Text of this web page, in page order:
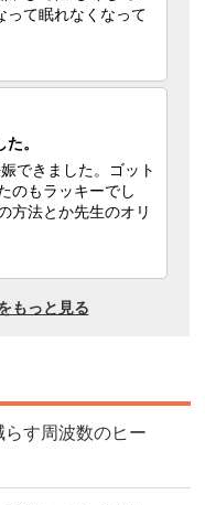
す周波数のヒー